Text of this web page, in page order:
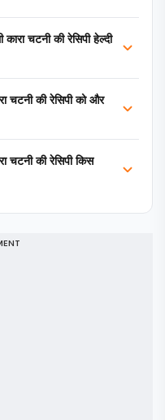
चटनी की रेसिपी हेल्दी
चटनी की रेसिपी को और
चटनी की रेसिपी किस